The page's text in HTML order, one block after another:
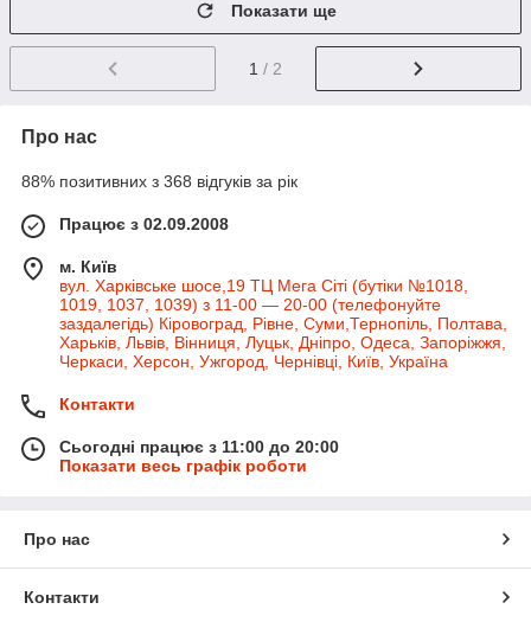
Показати ще
1 / 2
Про нас
88% позитивних з 368 відгуків за рік
Працює з 02.09.2008
м. Київ
вул. Харківське шосе,19 ТЦ Мега Сіті (бутіки №1018,
1019, 1037, 1039) з 11-00 — 20-00 (телефонуйте
заздалегідь) Кіровоград, Рівне, Суми,Тернопіль, Полтава,
Харьків, Львів, Вінниця, Луцьк, Дніпро, Одеса, Запоріжжя,
Черкаси, Херсон, Ужгород, Чернівці, Київ, Україна
Контакти
Сьогодні працює з 11:00 до 20:00
Показати весь графік роботи
Про нас
Контакти